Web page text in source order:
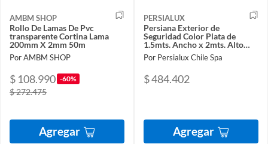
AMBM SHOP
Rollo De Lamas De Pvc
transparente Cortina Lama
200mm X 2mm 50m
Por AMBM SHOP
$ 108.990 -60%
$ 272.475
Agregar
PERSIALUX
Persiana Exterior de
Seguridad Color Plata de
1.5mts. Ancho x 2mts. Alto
Motorizada
Por Persialux Chile Spa
$ 484.402
Agregar